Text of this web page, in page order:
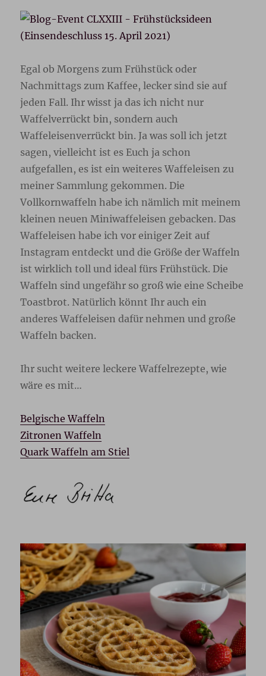
Egal ob Morgens zum Frühstück oder
Nachmittags zum Kaffee, lecker sind sie auf
jeden Fall. Ihr wisst ja das ich nicht nur
Waffelverrückt bin, sondern auch
Waffeleisenverrückt bin. Ja was soll ich jetzt
sagen, vielleicht ist es Euch ja schon
aufgefallen, es ist ein weiteres Waffeleisen zu
meiner Sammlung gekommen. Die
Vollkornwaffeln habe ich nämlich mit meinem
kleinen neuen Miniwaffeleisen gebacken. Das
Waffeleisen habe ich vor einiger Zeit auf
Instagram entdeckt und die Größe der Waffeln
ist wirklich toll und ideal fürs Frühstück. Die
Waffeln sind ungefähr so groß wie eine Scheibe
Toastbrot. Natürlich könnt Ihr auch ein
anderes Waffeleisen dafür nehmen und große
Waffeln backen.
Ihr sucht weitere leckere Waffelrezepte, wie
wäre es mit…
Belgische Waffeln
Zitronen Waffeln
Quark Waffeln am Stiel